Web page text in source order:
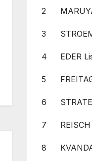
2
3
4 EDER
5
6
7
8